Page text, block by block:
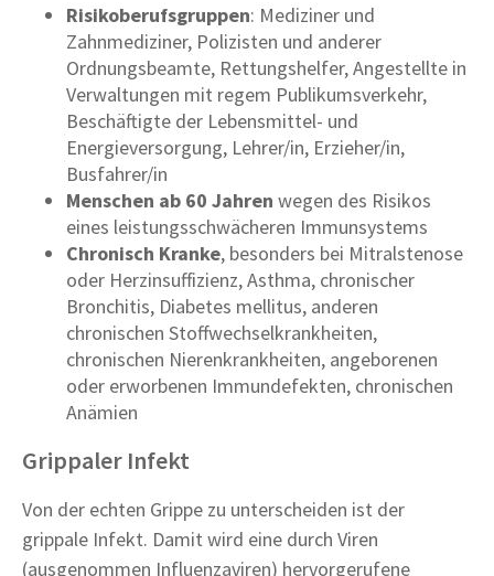
Risikoberufsgruppen: Mediziner und
Zahnmediziner, Polizisten und anderer
Ordnungsbeamte, Rettungshelfer, Angestellte in
Verwaltungen mit regem Publikumsverkehr,
Beschäftigte der Lebensmittel- und
Energieversorgung, Lehrer/in, Erzieher/in,
Busfahrer/in
Menschen ab 60 Jahren wegen des Risikos
eines leistungsschwächeren Immunsystems
Chronisch Kranke, besonders bei Mitralstenose
oder Herzinsuffizienz, Asthma, chronischer
Bronchitis, Diabetes mellitus, anderen
chronischen Stoffwechselkrankheiten,
chronischen Nierenkrankheiten, angeborenen
oder erworbenen Immundefekten, chronischen
Anämien
Grippaler Infekt
Von der echten Grippe zu unterscheiden ist der
grippale Infekt. Damit wird eine durch Viren
(ausgenommen Influenzaviren) hervorgerufene